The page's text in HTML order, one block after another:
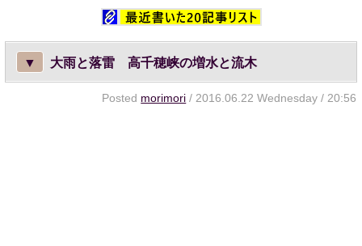
▼ 大雨と落雷 高千穂峡の増水と流木
Posted morimori / 2016.06.22 Wednesday / 20:56